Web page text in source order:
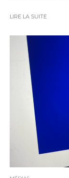
LIRE LA SUITE